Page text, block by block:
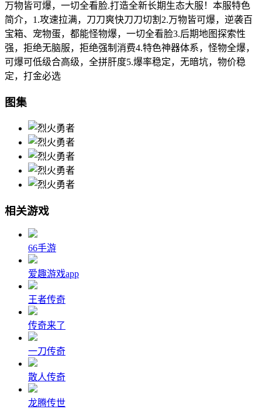
万物皆可爆，一切全看脸.打造全新长期生态大服！本服特色
简介，1.攻速拉满，刀刀爽快刀刀切割2.万物皆可爆，逆袭百
宝箱、宠物蛋，都能怪物爆，一切全看脸3.后期地图探索性
强，拒绝无脑服，拒绝强制消费4.特色神器体系，怪物全爆，
可爆可低级合高级，全拼肝度5.爆率稳定，无暗坑，物价稳
定，打金必选
图集
相关游戏
66手游
爱趣游戏app
王者传奇
传奇来了
一刀传奇
散人传奇
龙腾传世